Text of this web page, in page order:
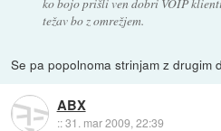
težav bo z omrežjem.
Se pa popolnoma strinjam z drugim
ABX
::31. mar 2009, 22:39